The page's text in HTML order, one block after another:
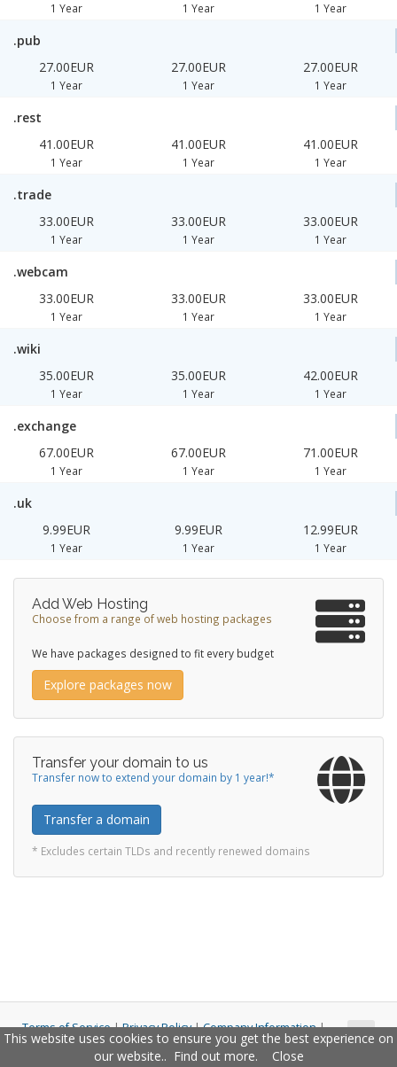
This website uses cookies to ensure you get the best experience on
our website.. Find out more. Close
1 Year 1 Year 1 Year
.pub
27.00EUR
1 Year
27.00EUR
1 Year
27.00EUR
1 Year
.rest
41.00EUR
1 Year
41.00EUR
1 Year
41.00EUR
1 Year
.trade
33.00EUR
1 Year
33.00EUR
1 Year
33.00EUR
1 Year
.webcam
33.00EUR
1 Year
33.00EUR
1 Year
33.00EUR
1 Year
.wiki
35.00EUR
1 Year
35.00EUR
1 Year
42.00EUR
1 Year
.exchange
67.00EUR
1 Year
67.00EUR
1 Year
71.00EUR
1 Year
.uk
9.99EUR
1 Year
9.99EUR
1 Year
12.99EUR
1 Year
Add Web Hosting
Choose from a range of web hosting packages
We have packages designed to fit every budget
Explore packages now
Transfer your domain to us
Transfer now to extend your domain by 1 year!*
Transfer a domain
* Excludes certain TLDs and recently renewed domains
Terms of Service|Privacy Policy|Company Information|
Copyright © 2011 - 2026 Closco Ltd. All Rights Reserved.